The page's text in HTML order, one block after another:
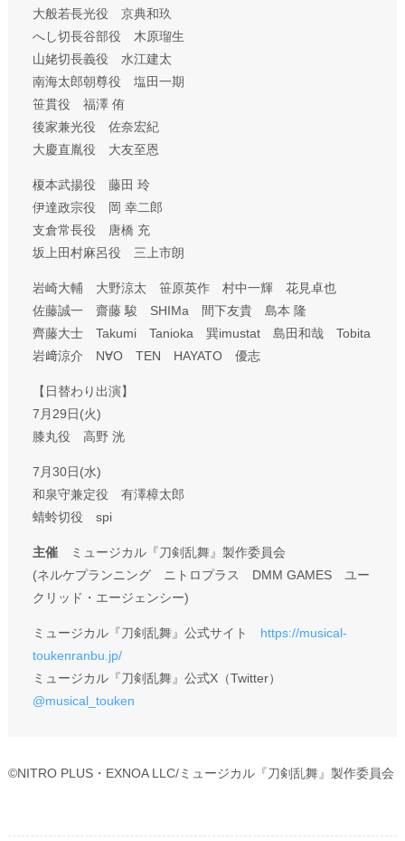
大般若長光役 京典和玖
へし切長谷部役 木原瑠生
山姥切長義役 水江建太
南海太郎朝尊役 塩田一期
笹貫役 福澤 侑
後家兼光役 佐奈宏紀
大慶直胤役 大友至恩
榎本武揚役 藤田 玲
伊達政宗役 岡 幸二郎
支倉常長役 唐橋 充
坂上田村麻呂役 三上市朗
岩崎大輔 大野涼太 笹原英作 村中一輝 花見卓也
佐藤誠一 齋藤 駿 SHIMa 間下友貴 島本 隆
齊藤大士 Takumi Tanioka 巽imustat 島田和哉 Tobita
岩﨑涼介 N∀O TEN HAYATO 優志
【日替わり出演】
7月29日(火)
膝丸役 高野 洸
7月30日(水)
和泉守兼定役 有澤樟太郎
蜻蛉切役 spi
主催ミュージカル『刀剣乱舞』製作委員会
(ネルケプランニング ニトロプラス DMM GAMES ユー
クリッド・エージェンシー)
ミュージカル『刀剣乱舞』公式サイト https://musical-
toukenranbu.jp/
ミュージカル『刀剣乱舞』公式X（Twitter）
@musical_touken
©NITRO PLUS・EXNOA LLC/ミュージカル『刀剣乱舞』製作委員会